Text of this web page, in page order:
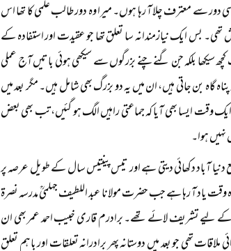
سے معترف چلا آ رہا ہوں۔ میرا وہ دور طالب علمی کا تھا اس
تھی۔ بس ایک نیازمندانہ سا تعلق تھا جو عقیدت اور استفادہ کے
سیکھا بلکہ جن گنے چنے بزرگوں سے سیکھی ہوئی باتیں آج عملی
بن جاتی ہیں، ان میں یہ دو بزرگ بھی شامل ہیں۔ مگر بعد میں
وقت ایسا بھی آیا کہ جماعتی راہیں الگ ہو گئیں، تب بھی بعض
ہوا۔
آباد دکھائی دیتی ہے اور تیس پینتیس سال کے طویل عرصہ پر
وقت یاد آ رہا ہے جب حضرت مولانا عبد اللطیف جہلمیؒ مدرسہ نصرۃ
کے لیے تشریف لائے تھے۔ برادرم قاری خبیب احمد عمر بھی ان
تھی جو بعد میں دوستانہ پھر برادرانہ تعلقات اور باہم تعلق